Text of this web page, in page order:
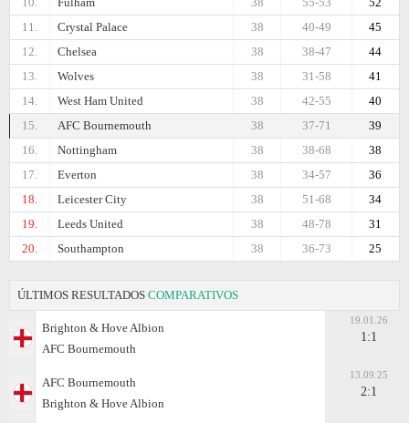
11.
Crystal Palace 45
40-49
38
12.
Chelsea 44
38-47
38
13.
Wolves 41
31-58
38
14.
West Ham United 40
42-55
38
15.
AFC Bournemouth 39
37-71
38
16.
Nottingham 38
38-68
38
17.
Everton 36
34-57
38
18.
Leicester City 34
51-68
38
19.
Leeds United 31
48-78
38
20.
Southampton 25
36-73
38
ÚLTIMOS RESULTADOS COMPARATIVOS
Brighton & Hove Albion
AFC Bournemouth
19.01.26
1:1
AFC Bournemouth
Brighton & Hove Albion
13.09.25
2:1